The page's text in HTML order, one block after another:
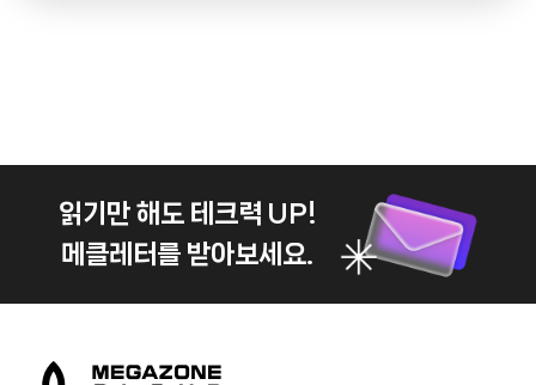
읽기만 해도 테크력 UP!
메클레터를 받아보세요.